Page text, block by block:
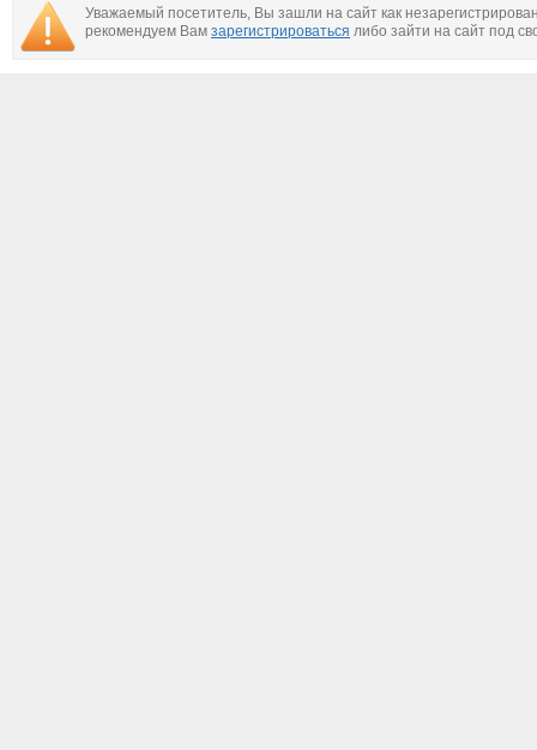
Уважаемый посетитель, Вы зашли на сайт как
рекомендуем Вам зарегистрироваться либо зайти на сайт под